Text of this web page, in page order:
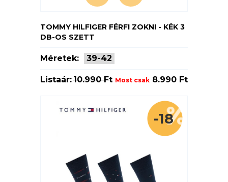
TOMMY HILFIGER FÉRFI ZOKNI - KÉK 3
DB-OS SZETT
Méretek: 39-42
Listaár:10.990 Ft Most csak 8.990 Ft
-18